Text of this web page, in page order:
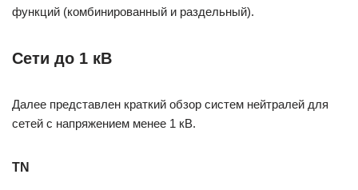
функций (комбинированный и раздельный).
Сети до 1 кВ
Далее представлен краткий обзор систем нейтралей для
сетей с напряжением менее 1 кВ.
TN